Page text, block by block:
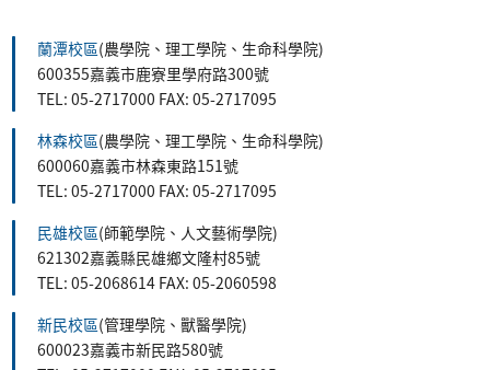
蘭潭校區(農學院、理工學院、生命科學院)
600355嘉義市鹿寮里學府路300號
TEL: 05-2717000 FAX: 05-2717095
林森校區(農學院、理工學院、生命科學院)
600060嘉義市林森東路151號
TEL: 05-2717000 FAX: 05-2717095
民雄校區(師範學院、人文藝術學院)
621302嘉義縣民雄鄉文隆村85號
TEL: 05-2068614 FAX: 05-2060598
新民校區(管理學院、獸醫學院)
600023嘉義市新民路580號